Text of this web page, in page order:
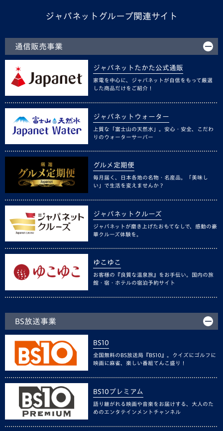
ジャパネットグループ関連サイト
通信販売事業
ジャパネットたかた公式通販
家電を中心に、ジャパネットが自信をもって厳選
した商品だけをご紹介！
ジャパネットウォーター
上質な「富士山の天然水」。安心・安全、こだわ
りのウォーターサーバー
グルメ定期便
毎月届く、日本各地の名物・名産品。「美味し
い」で生活を変えませんか？
ジャパネットクルーズ
ジャパネットが磨き上げたおもてなしで、感動の豪
華クルーズ体験を。
ゆこゆこ
お客様の『良質な温泉旅』をお手伝い。国内の旅
館・宿・ホテルの宿泊予約サイト
BS放送事業
BS10
全国無料のBS放送局『BS10』。クイズにゴルフに
映画に麻雀、楽しい番組てんこ盛り！
BS10プレミアム
語り継がれる映画や音楽をお届けする、大人のた
めのエンタテインメントチャンネル